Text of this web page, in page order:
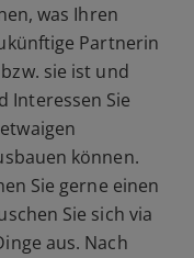
was Ihren
Partnerin
sie ist und
Interessen Sie
können.
Sie gerne einen
Sie sich via
aus. Nach